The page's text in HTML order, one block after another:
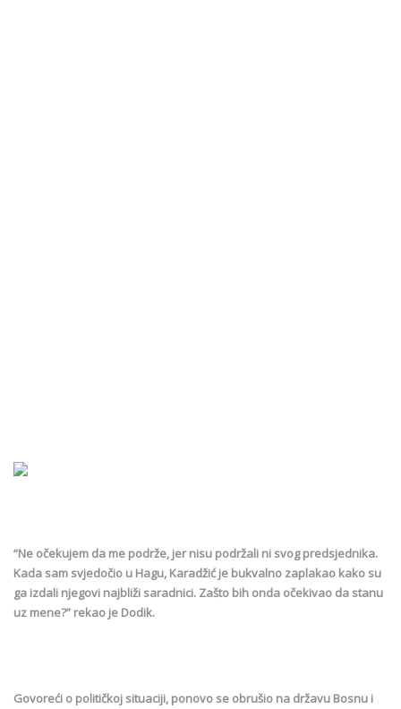
“Ne očekujem da me podrže, jer nisu podržali ni svog predsjednika.
Kada sam svjedočio u Hagu, Karadžić je bukvalno zaplakao kako su
ga izdali njegovi najbliži saradnici. Zašto bih onda očekivao da stanu
uz mene?” rekao je Dodik.
Govoreći o političkoj situaciji, ponovo se obrušio na državu Bosnu i